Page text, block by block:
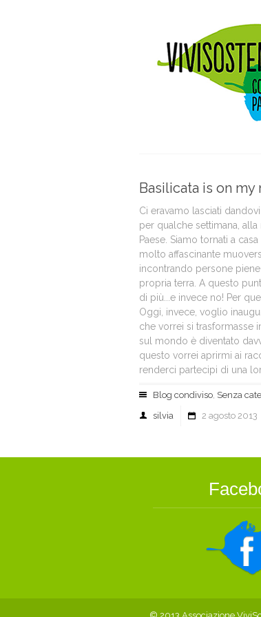
Basilicata is on my
Ci eravamo lasciati
per qualche settimana,
Paese. Siamo tornati a
molto affascinante
incontrando persone
propria terra. A questo
di più...e invece no! Per
Oggi, invece, voglio
che vorrei si trasformasse
sul mondo è diventato
questo vorrei aprirmi ai
renderci partecipi di una
Blog condiviso, Senza
silvia
2 agosto 2013